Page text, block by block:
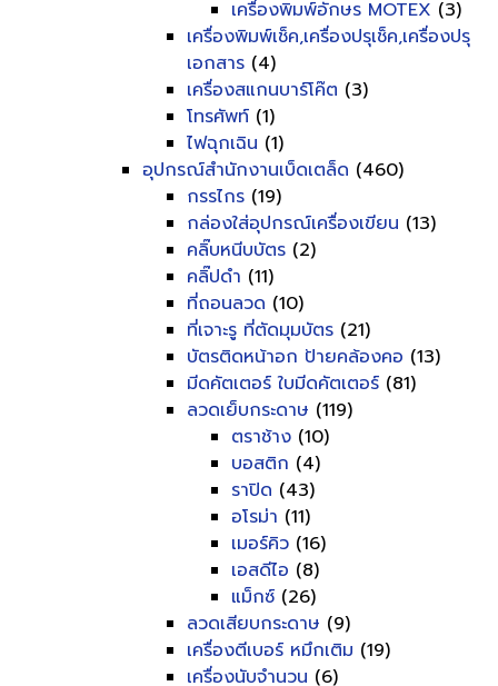
เครื่องพิมพ์อักษร MOTEX (3)
เครื่องพิมพ์เช็ค,เครื่องปรุเช็ค,เครื่องปรุ
เอกสาร (4)
เครื่องสแกนบาร์โค๊ต (3)
โทรศัพท์ (1)
ไฟฉุกเฉิน (1)
อุปกรณ์สำนักงานเบ็ดเตล็ด (460)
กรรไกร (19)
กล่องใส่อุปกรณ์เครื่องเขียน (13)
คลิ๊บหนีบบัตร (2)
คลิ๊ปดำ (11)
ที่ถอนลวด (10)
ที่เจาะรู ที่ตัดมุมบัตร (21)
บัตรติดหน้าอก ป้ายคล้องคอ (13)
มีดคัตเตอร์ ใบมีดคัตเตอร์ (81)
ลวดเย็บกระดาษ (119)
ตราช้าง (10)
บอสติก (4)
ราปิด (43)
อโรม่า (11)
เมอร์คิว (16)
เอสดีไอ (8)
แม็กซ์ (26)
ลวดเสียบกระดาษ (9)
เครื่องตีเบอร์ หมึกเติม (19)
เครื่องนับจำนวน (6)